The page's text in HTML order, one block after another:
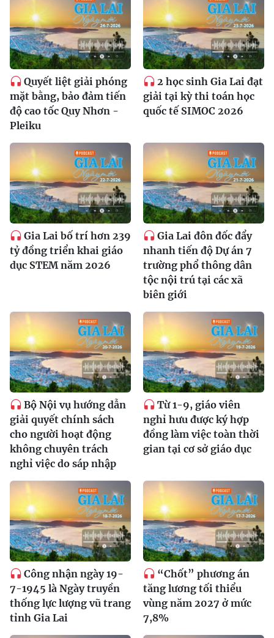
Quyết liệt giải phóng
mặt bằng, bảo đảm tiến
độ cao tốc Quy Nhơn -
Pleiku
2 học sinh Gia Lai đạt
giải tại kỳ thi toán học
quốc tế SIMOC 2026
Gia Lai bố trí hơn 239
tỷ đồng triển khai giáo
dục STEM năm 2026
Gia Lai đôn đốc đẩy
nhanh tiến độ Dự án 7
trường phổ thông dân
tộc nội trú tại các xã
biên giới
Bộ Nội vụ hướng dẫn
giải quyết chính sách
cho người hoạt động
không chuyên trách
nghỉ việc do sáp nhập
Từ 1-9, giáo viên
nghỉ hưu được ký hợp
đồng làm việc toàn thời
gian tại cơ sở giáo dục
Công nhận ngày 19-
7-1945 là Ngày truyền
thống lực lượng vũ trang
tỉnh Gia Lai
“Chốt” phương án
tăng lương tối thiểu
vùng năm 2027 ở mức
7,8%